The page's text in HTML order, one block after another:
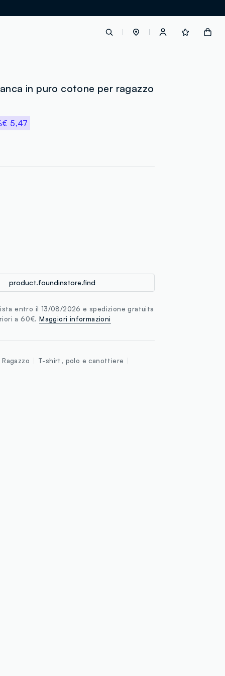
in puro cotone per ragazzo
€ 5,47
product.foundinstore.find
entro il 13/08/2026 e spedizione gratuita
a 60€.Maggiori informazioni
Ragazzo
T-shirt, polo e canottiere